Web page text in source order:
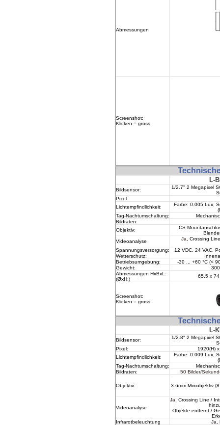
Abmessungen
Screenshot:
Klicken = gross
L-
Bildsensor: 1/2.7" 2 Megapixel
Pixel:
Lichtempfindlichkeit:
Farbe: 0.005 Lux,
Tag-Nachtumschaltung:
Bildraten:
Objektiv:
CS-
Videoanalyse
Ja, Crossing
Spannungsversorgung:
12 VDC, 24 VAC,
Wetterschutz:
Betriebsumgebung:
-30 ... +60 °C (<
Gewicht:
300
Abmessungen HxBxL:
(ØxH:)
65.5 x
Screenshot:
Klicken = gross
L-
Bildsensor: 1/2.8" 2 Megapixel
Pixel:
1920(H)
Lichtempfindlichkeit:
Farbe: 0.009 Lux,
Tag-Nachtumschaltung:
Bildraten:
50 Bilder/
Objektiv: 3.6mm Miniobjektiv
Videoanalyse
Ja, Crossing Line /
Objekte entfernt /
Infrarotbeleuchtung
Ja,